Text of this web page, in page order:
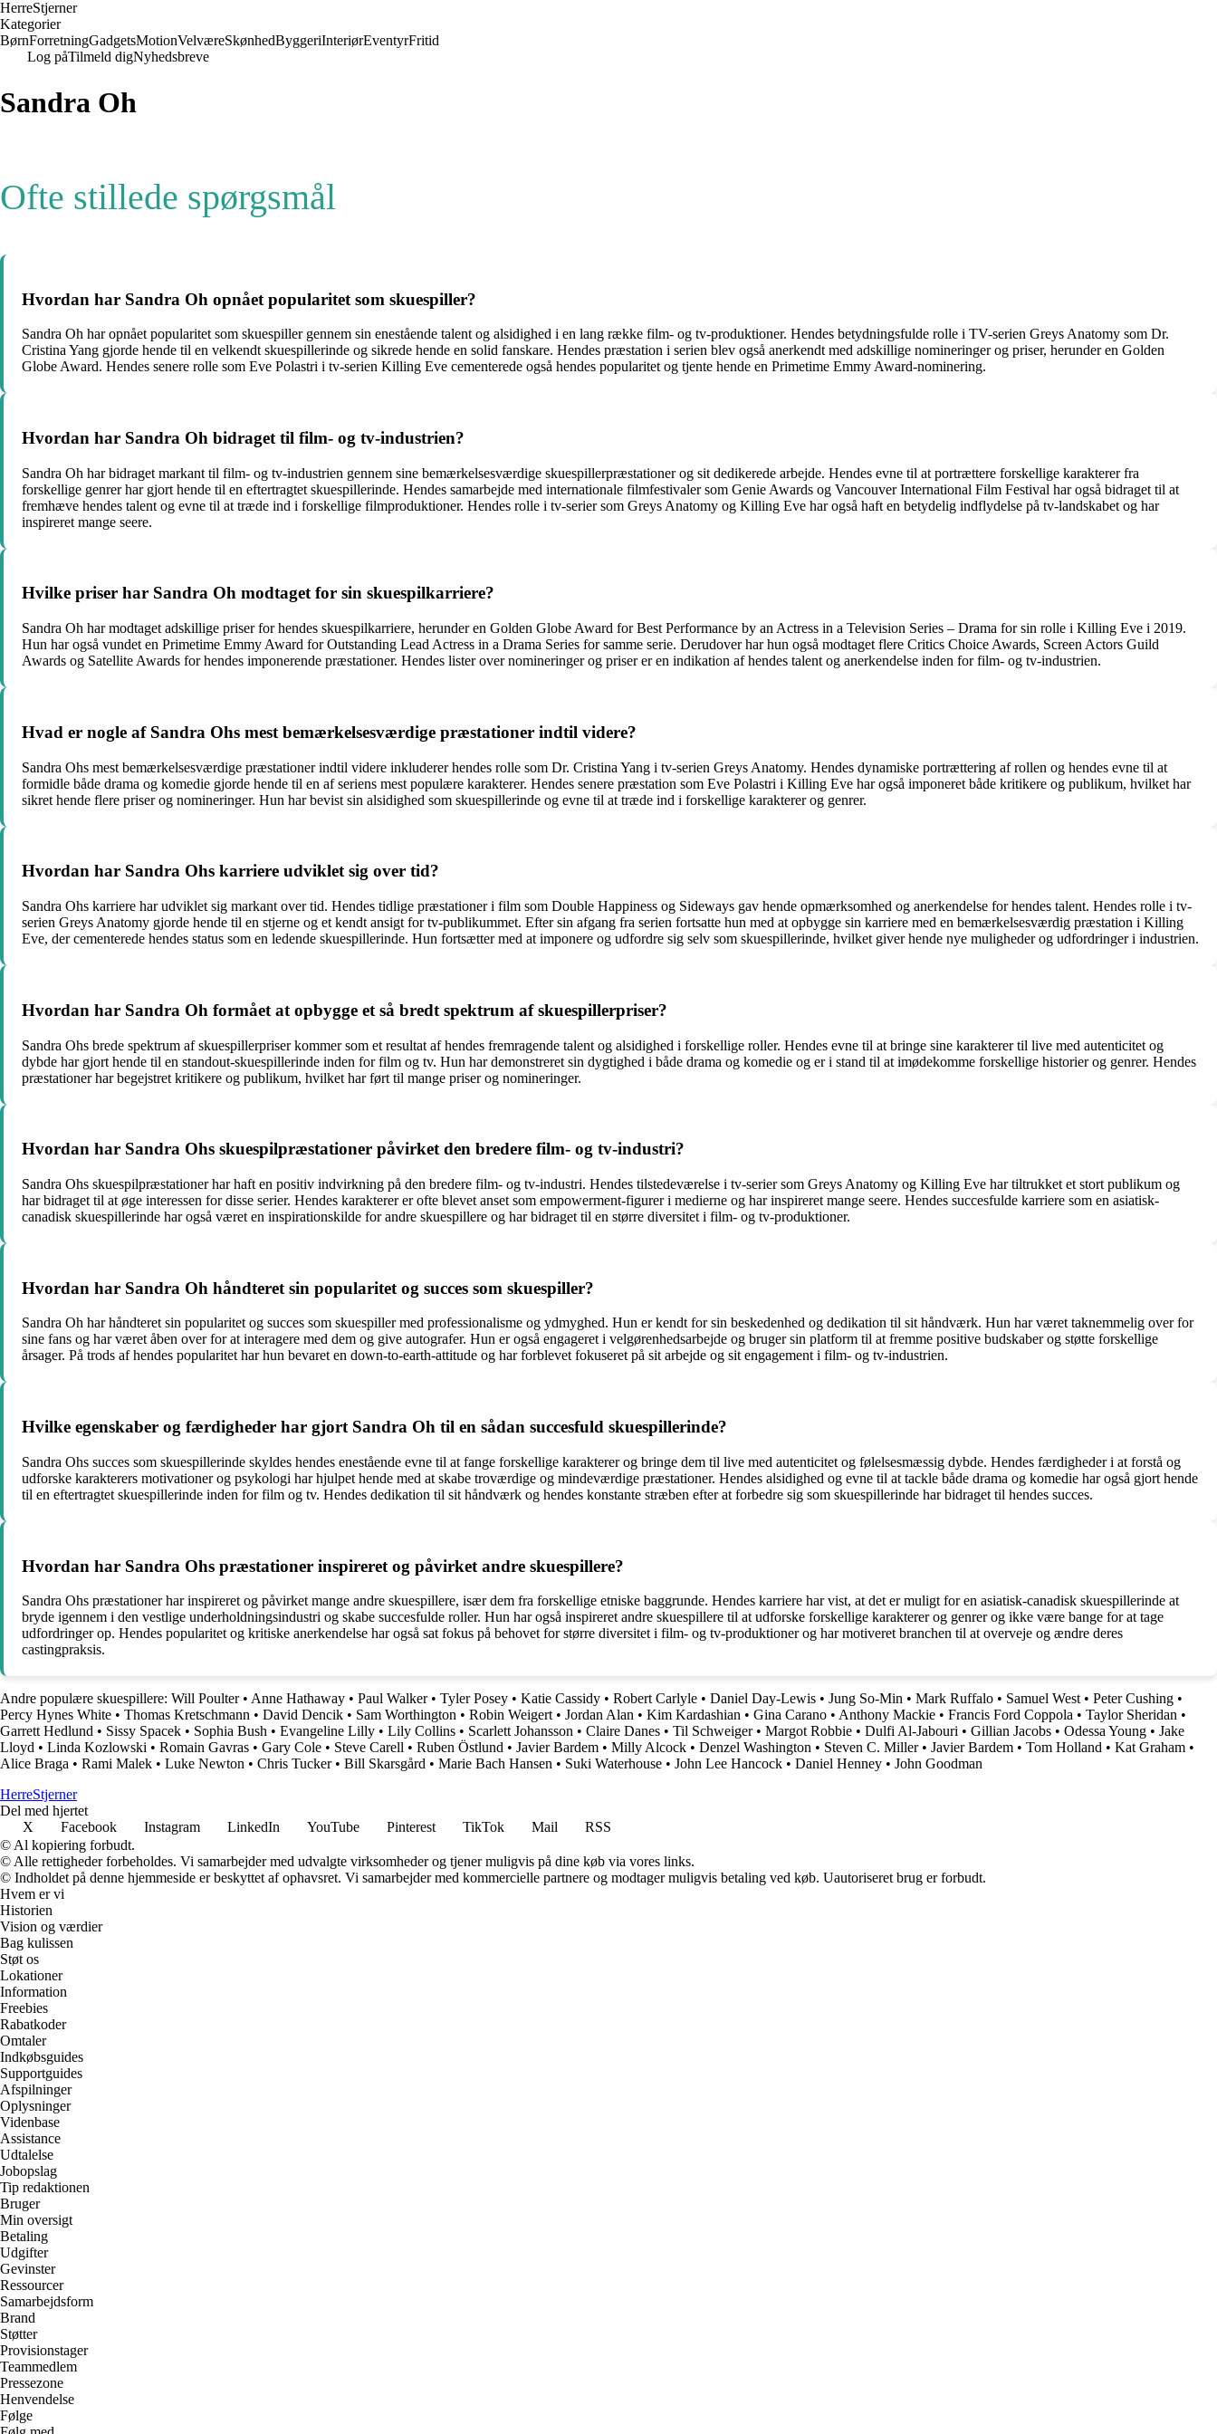
HerreStjerner
Kategorier
BørnForretningGadgetsMotionVelværeSkønhedByggeriInteriørEventyrFritid
Log påTilmeld digNyhedsbreve
Sandra Oh
Ofte stillede spørgsmål
Hvordan har Sandra Oh opnået popularitet som skuespiller?
Sandra Oh har opnået popularitet som skuespiller gennem sin enestående talent og alsidighed i en lang række film- og tv-produktioner. Hendes betydningsfulde rolle i TV-serien Greys Anatomy som Dr.
Cristina Yang gjorde hende til en velkendt skuespillerinde og sikrede hende en solid fanskare. Hendes præstation i serien blev også anerkendt med adskillige nomineringer og priser, herunder en Golden
Globe Award. Hendes senere rolle som Eve Polastri i tv-serien Killing Eve cementerede også hendes popularitet og tjente hende en Primetime Emmy Award-nominering.
Hvordan har Sandra Oh bidraget til film- og tv-industrien?
Sandra Oh har bidraget markant til film- og tv-industrien gennem sine bemærkelsesværdige skuespillerpræstationer og sit dedikerede arbejde. Hendes evne til at portrættere forskellige karakterer fra
forskellige genrer har gjort hende til en eftertragtet skuespillerinde. Hendes samarbejde med internationale filmfestivaler som Genie Awards og Vancouver International Film Festival har også bidraget til at
fremhæve hendes talent og evne til at træde ind i forskellige filmproduktioner. Hendes rolle i tv-serier som Greys Anatomy og Killing Eve har også haft en betydelig indflydelse på tv-landskabet og har
inspireret mange seere.
Hvilke priser har Sandra Oh modtaget for sin skuespilkarriere?
Sandra Oh har modtaget adskillige priser for hendes skuespilkarriere, herunder en Golden Globe Award for Best Performance by an Actress in a Television Series – Drama for sin rolle i Killing Eve i 2019.
Hun har også vundet en Primetime Emmy Award for Outstanding Lead Actress in a Drama Series for samme serie. Derudover har hun også modtaget flere Critics Choice Awards, Screen Actors Guild
Awards og Satellite Awards for hendes imponerende præstationer. Hendes lister over nomineringer og priser er en indikation af hendes talent og anerkendelse inden for film- og tv-industrien.
Hvad er nogle af Sandra Ohs mest bemærkelsesværdige præstationer indtil videre?
Sandra Ohs mest bemærkelsesværdige præstationer indtil videre inkluderer hendes rolle som Dr. Cristina Yang i tv-serien Greys Anatomy. Hendes dynamiske portrættering af rollen og hendes evne til at
formidle både drama og komedie gjorde hende til en af seriens mest populære karakterer. Hendes senere præstation som Eve Polastri i Killing Eve har også imponeret både kritikere og publikum, hvilket har
sikret hende flere priser og nomineringer. Hun har bevist sin alsidighed som skuespillerinde og evne til at træde ind i forskellige karakterer og genrer.
Hvordan har Sandra Ohs karriere udviklet sig over tid?
Sandra Ohs karriere har udviklet sig markant over tid. Hendes tidlige præstationer i film som Double Happiness og Sideways gav hende opmærksomhed og anerkendelse for hendes talent. Hendes rolle i tv-
serien Greys Anatomy gjorde hende til en stjerne og et kendt ansigt for tv-publikummet. Efter sin afgang fra serien fortsatte hun med at opbygge sin karriere med en bemærkelsesværdig præstation i Killing
Eve, der cementerede hendes status som en ledende skuespillerinde. Hun fortsætter med at imponere og udfordre sig selv som skuespillerinde, hvilket giver hende nye muligheder og udfordringer i industrien.
Hvordan har Sandra Oh formået at opbygge et så bredt spektrum af skuespillerpriser?
Sandra Ohs brede spektrum af skuespillerpriser kommer som et resultat af hendes fremragende talent og alsidighed i forskellige roller. Hendes evne til at bringe sine karakterer til live med autenticitet og
dybde har gjort hende til en standout-skuespillerinde inden for film og tv. Hun har demonstreret sin dygtighed i både drama og komedie og er i stand til at imødekomme forskellige historier og genrer. Hendes
præstationer har begejstret kritikere og publikum, hvilket har ført til mange priser og nomineringer.
Hvordan har Sandra Ohs skuespilpræstationer påvirket den bredere film- og tv-industri?
Sandra Ohs skuespilpræstationer har haft en positiv indvirkning på den bredere film- og tv-industri. Hendes tilstedeværelse i tv-serier som Greys Anatomy og Killing Eve har tiltrukket et stort publikum og
har bidraget til at øge interessen for disse serier. Hendes karakterer er ofte blevet anset som empowerment-figurer i medierne og har inspireret mange seere. Hendes succesfulde karriere som en asiatisk-
canadisk skuespillerinde har også været en inspirationskilde for andre skuespillere og har bidraget til en større diversitet i film- og tv-produktioner.
Hvordan har Sandra Oh håndteret sin popularitet og succes som skuespiller?
Sandra Oh har håndteret sin popularitet og succes som skuespiller med professionalisme og ydmyghed. Hun er kendt for sin beskedenhed og dedikation til sit håndværk. Hun har været taknemmelig over for
sine fans og har været åben over for at interagere med dem og give autografer. Hun er også engageret i velgørenhedsarbejde og bruger sin platform til at fremme positive budskaber og støtte forskellige
årsager. På trods af hendes popularitet har hun bevaret en down-to-earth-attitude og har forblevet fokuseret på sit arbejde og sit engagement i film- og tv-industrien.
Hvilke egenskaber og færdigheder har gjort Sandra Oh til en sådan succesfuld skuespillerinde?
Sandra Ohs succes som skuespillerinde skyldes hendes enestående evne til at fange forskellige karakterer og bringe dem til live med autenticitet og følelsesmæssig dybde. Hendes færdigheder i at forstå og
udforske karakterers motivationer og psykologi har hjulpet hende med at skabe troværdige og mindeværdige præstationer. Hendes alsidighed og evne til at tackle både drama og komedie har også gjort hende
til en eftertragtet skuespillerinde inden for film og tv. Hendes dedikation til sit håndværk og hendes konstante stræben efter at forbedre sig som skuespillerinde har bidraget til hendes succes.
Hvordan har Sandra Ohs præstationer inspireret og påvirket andre skuespillere?
Sandra Ohs præstationer har inspireret og påvirket mange andre skuespillere, især dem fra forskellige etniske baggrunde. Hendes karriere har vist, at det er muligt for en asiatisk-canadisk skuespillerinde at
bryde igennem i den vestlige underholdningsindustri og skabe succesfulde roller. Hun har også inspireret andre skuespillere til at udforske forskellige karakterer og genrer og ikke være bange for at tage
udfordringer op. Hendes popularitet og kritiske anerkendelse har også sat fokus på behovet for større diversitet i film- og tv-produktioner og har motiveret branchen til at overveje og ændre deres
castingpraksis.
Andre populære skuespillere: Will Poulter• Anne Hathaway • Paul Walker• Tyler Posey • Katie Cassidy • Robert Carlyle • Daniel Day-Lewis • Jung So-Min • Mark Ruffalo • Samuel West • Peter Cushing •
Percy Hynes White • Thomas Kretschmann • David Dencik • Sam Worthington • Robin Weigert • Jordan Alan • Kim Kardashian • Gina Carano • Anthony Mackie • Francis Ford Coppola • Taylor Sheridan •
Garrett Hedlund • Sissy Spacek • Sophia Bush • Evangeline Lilly • Lily Collins • Scarlett Johansson • Claire Danes • Til Schweiger• Margot Robbie • Dulfi Al-Jabouri • Gillian Jacobs • Odessa Young • Jake
Lloyd • Linda Kozlowski • Romain Gavras • Gary Cole • Steve Carell • Ruben Östlund • Javier Bardem • Milly Alcock • Denzel Washington • Steven C. Miller• Javier Bardem • Tom Holland • Kat Graham •
Alice Braga • Rami Malek • Luke Newton • Chris Tucker• Bill Skarsgård • Marie Bach Hansen • Suki Waterhouse • John Lee Hancock • Daniel Henney • John Goodman
HerreStjerner
Del med hjertet
X
Facebook Instagram LinkedIn YouTube Pinterest TikTok Mail
RSS
© Al kopiering forbudt.
© Alle rettigheder forbeholdes. Vi samarbejder med udvalgte virksomheder og tjener muligvis på dine køb via vores links.
© Indholdet på denne hjemmeside er beskyttet af ophavsret. Vi samarbejder med kommercielle partnere og modtager muligvis betaling ved køb. Uautoriseret brug er forbudt.
Hvem er vi
Historien
Vision og værdier
Bag kulissen
Støt os
Lokationer
Information
Freebies
Rabatkoder
Omtaler
Indkøbsguides
Supportguides
Afspilninger
Oplysninger
Videnbase
Assistance
Udtalelse
Jobopslag
Tip redaktionen
Bruger
Min oversigt
Betaling
Udgifter
Gevinster
Ressourcer
Samarbejdsform
Brand
Støtter
Provisionstager
Teammedlem
Pressezone
Henvendelse
Følge